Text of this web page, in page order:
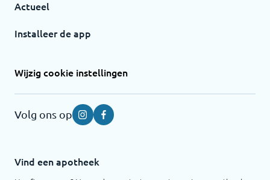
Actueel
Installeer de app
Wijzig cookie instellingen
Volg ons op InstagramFacebook
Vind een apotheek